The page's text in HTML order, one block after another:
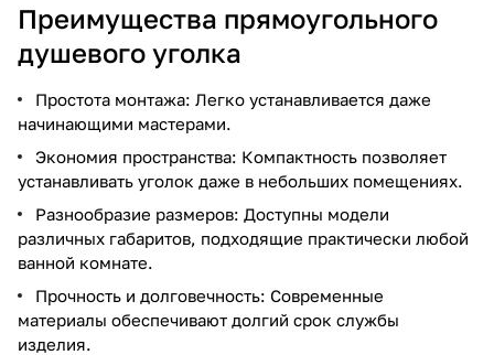
Преимущества прямоугольного
душевого уголка
Простота монтажа: Легко устанавливается даже
начинающими мастерами.
Экономия пространства: Компактность позволяет
устанавливать уголок даже в небольших помещениях.
Разнообразие размеров: Доступны модели
различных габаритов, подходящие практически любой
ванной комнате.
Прочность и долговечность: Современные
материалы обеспечивают долгий срок службы
изделия.